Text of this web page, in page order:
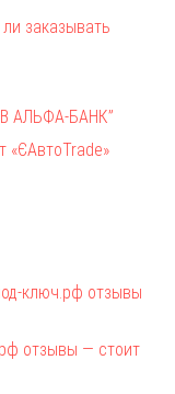
заказывать
АЛЬФА-БАНК”
«ЄАвтоTrаde»
ключ.рф отзывы
отзывы — стоит